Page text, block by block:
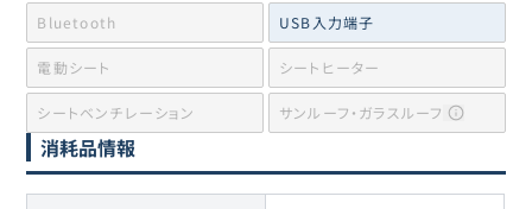
Bluetooth USB入力端子
電動シート シートヒーター
シートベンチレーション サンルーフ・ガラスルーフ
消耗品情報